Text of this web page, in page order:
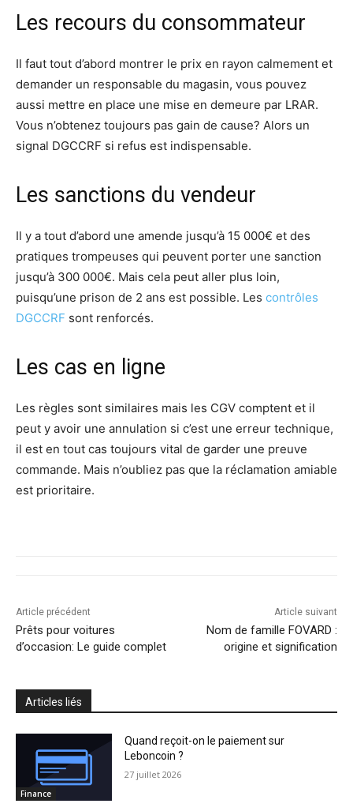
Les recours du consommateur
Il faut tout d’abord montrer le prix en rayon calmement et
demander un responsable du magasin, vous pouvez
aussi mettre en place une mise en demeure par LRAR.​
Vous n’obtenez toujours pas gain de cause? Alors un
signal DGCCRF si refus est indispensable.
Les sanctions du vendeur
Il y a tout d’abord une amende jusqu’à 15 000€ et des
pratiques trompeuses qui peuvent porter une sanction
jusqu’à 300 000€.​ Mais cela peut aller plus loin,
puisqu’une prison de 2 ans est possible.​ Les contrôles
DGCCRF sont renforcés.​
Les cas en ligne
Les règles sont similaires mais les CGV comptent et il
peut y avoir une annulation si c’est une erreur technique,
il est en tout cas toujours vital de garder une preuve
commande.​ Mais n’oubliez pas que la réclamation amiable
est prioritaire.
Article précédent
Prêts pour voitures
d’occasion: Le guide complet
Article suivant
Nom de famille FOVARD :
origine et signification
Articles liés
Finance
Quand reçoit-on le paiement sur
Leboncoin ?
27 juillet 2026